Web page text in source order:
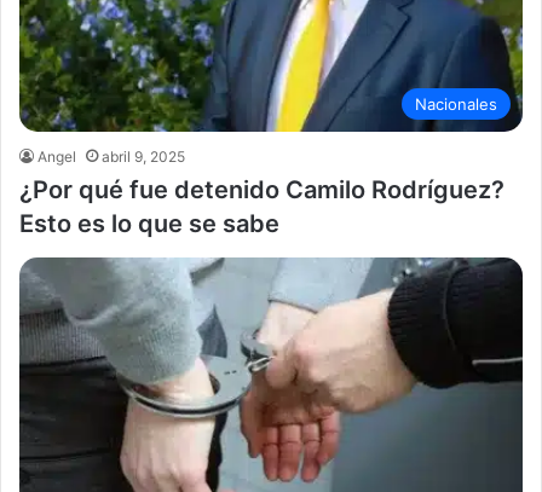
Nacionales
Angel abril 9, 2025
¿Por qué fue detenido Camilo Rodríguez?
Esto es lo que se sabe